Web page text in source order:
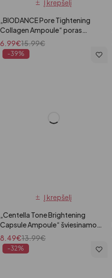
Į krepšelį
„BIODANCE Pore Tightening
Collagen Ampoule“ poras
sutraukianti kolageno ampulė,
30ml
15.99€
6.99€
-39%
Į krepšelį
„Centella Tone Brightening
Capsule Ampoule“ šviesinamoji
ampulė, 100 ml
13.99€
8.49€
-32%